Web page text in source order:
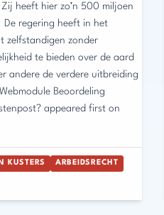
heeft hier zo’n 500 miljoen
regering heeft in het
zelfstandigen zonder
te bieden over de aard
andere de verdere uitbreiding
Beoordeling
appeared first on
KUSTERS ARBEIDSRECHT